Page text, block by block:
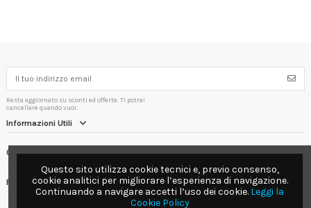
Resta aggiornato su sconti ed offerte. Ti potrai
cancellare quando vuoi.
Informazioni Utili
Contact us
Follow us
Questo sito utilizza cookie tecnici e, previo consenso,
cookie analitici per migliorare l’esperienza di navigazione.
Continuando a navigare accetti l’uso dei cookie. Leggi la
Cookie Policy